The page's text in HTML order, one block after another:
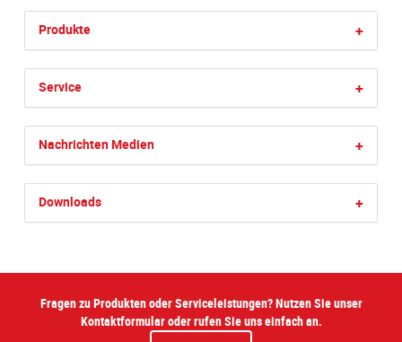
Produkte +
Service +
Nachrichten Medien +
Downloads +
Fragen zu Produkten oder Serviceleistungen? Nutzen Sie unser
Kontaktformular oder rufen Sie uns einfach an.